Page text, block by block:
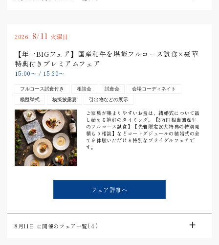
2026. 8/11 火曜日
【年一BIGフェア】国産和牛を堪能フルコース試食×豪華
特典付きプレミアムフェア
15:00〜/ 15:30〜
フルコース試食付き 相談会 試食会
会場コーディネイト
模擬挙式
模擬披露宴 引出物などの展示
ご家族が集まりやすいお盆は、結婚式について話
し始める絶好のタイミング。【3万円相当国産牛
のフルコース試食】【先着限定20大特典の特別見
積もり相談】などコートダジュールの結婚式の全
てを体験いただける特別なブライダルフェアで
す。
フェア詳細へ
8月11日 に開催のフェア一覧(4)